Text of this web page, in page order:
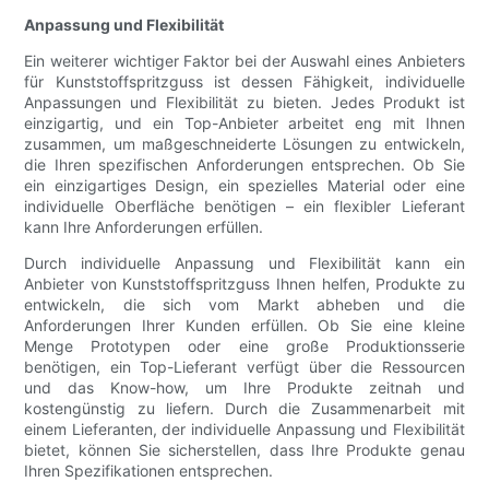
Anpassung und Flexibilität
Ein weiterer wichtiger Faktor bei der Auswahl eines Anbieters
für Kunststoffspritzguss ist dessen Fähigkeit, individuelle
Anpassungen und Flexibilität zu bieten. Jedes Produkt ist
einzigartig, und ein Top-Anbieter arbeitet eng mit Ihnen
zusammen, um maßgeschneiderte Lösungen zu entwickeln,
die Ihren spezifischen Anforderungen entsprechen. Ob Sie
ein einzigartiges Design, ein spezielles Material oder eine
individuelle Oberfläche benötigen – ein flexibler Lieferant
kann Ihre Anforderungen erfüllen.
Durch individuelle Anpassung und Flexibilität kann ein
Anbieter von Kunststoffspritzguss Ihnen helfen, Produkte zu
entwickeln, die sich vom Markt abheben und die
Anforderungen Ihrer Kunden erfüllen. Ob Sie eine kleine
Menge Prototypen oder eine große Produktionsserie
benötigen, ein Top-Lieferant verfügt über die Ressourcen
und das Know-how, um Ihre Produkte zeitnah und
kostengünstig zu liefern. Durch die Zusammenarbeit mit
einem Lieferanten, der individuelle Anpassung und Flexibilität
bietet, können Sie sicherstellen, dass Ihre Produkte genau
Ihren Spezifikationen entsprechen.